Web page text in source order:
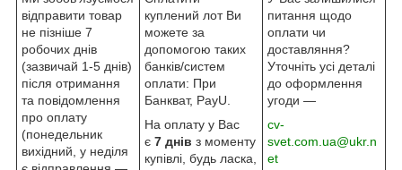
відправити товар
не пізніше 7
робочих днів
(зазвичай 1-5 днів)
після отримання
та повідомлення
про оплату
(понедельник
вихідний, у неділя
куплений лот Ви
можете за
допомогою таких
банків/систем
оплати: При
Банкват, PayU.
На оплату у Вас
є 7 днів з моменту
купівлі, будь ласка,
питання щодо
оплати чи
доставляння?
Уточніть усі деталі
до оформлення
угоди —
cv-
svet.com.ua@ukr.n
et